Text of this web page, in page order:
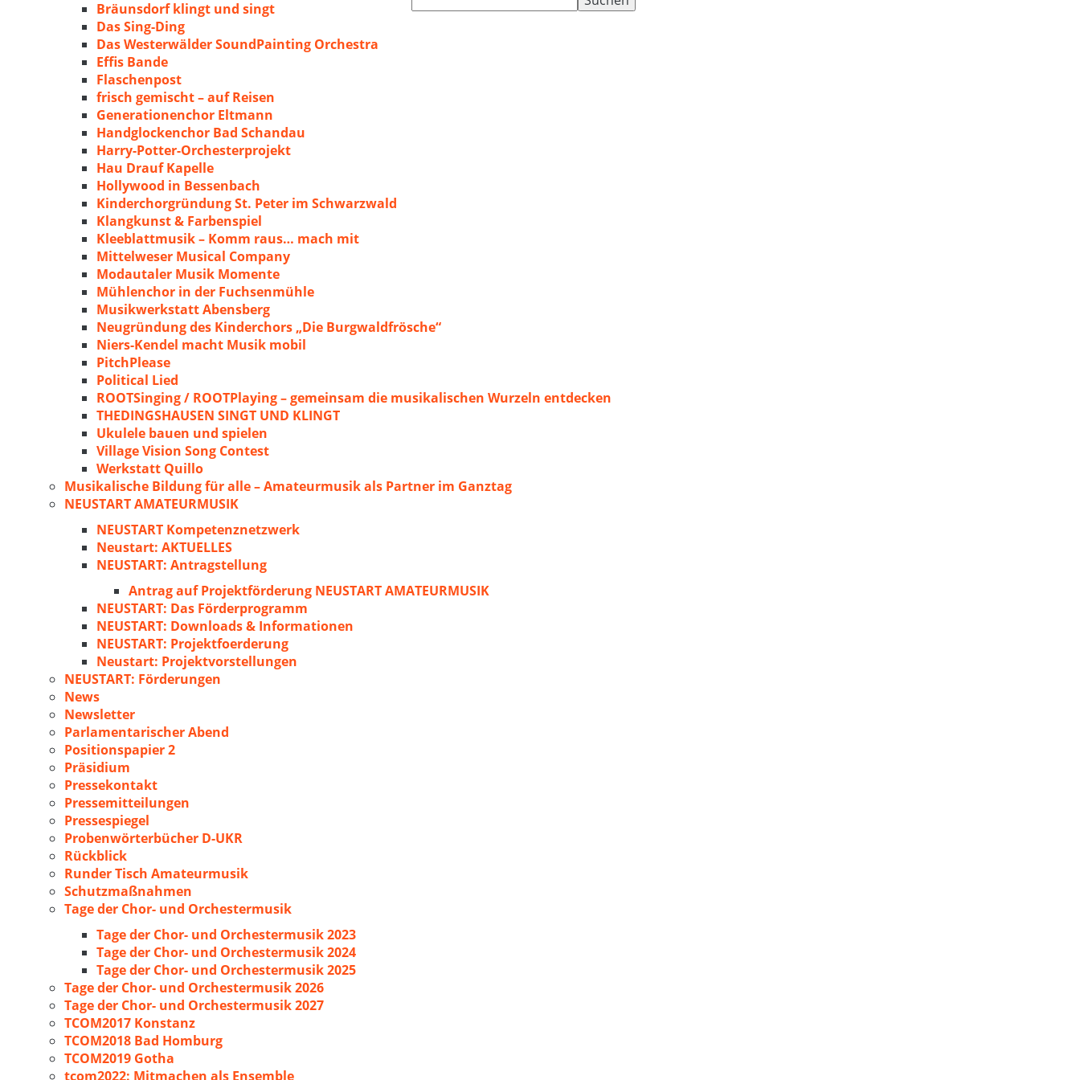
nach:
Bräunsdorf klingt und singt
Das Sing-Ding
Das Westerwälder SoundPainting Orchestra
Effis Bande
Flaschenpost
frisch gemischt – auf Reisen
Generationenchor Eltmann
Handglockenchor Bad Schandau
Harry-Potter-Orchesterprojekt
Hau Drauf Kapelle
Hollywood in Bessenbach
Kinderchorgründung St. Peter im Schwarzwald
Klangkunst & Farbenspiel
Kleeblattmusik – Komm raus… mach mit
Mittelweser Musical Company
Modautaler Musik Momente
Mühlenchor in der Fuchsenmühle
Musikwerkstatt Abensberg
Neugründung des Kinderchors „Die Burgwaldfrösche“
Niers-Kendel macht Musik mobil
PitchPlease
Political Lied
ROOTSinging / ROOTPlaying – gemeinsam die musikalischen Wurzeln entdecken
THEDINGSHAUSEN SINGT UND KLINGT
Ukulele bauen und spielen
Village Vision Song Contest
Werkstatt Quillo
Musikalische Bildung für alle – Amateurmusik als Partner im Ganztag
NEUSTART AMATEURMUSIK
NEUSTART Kompetenznetzwerk
Neustart: AKTUELLES
NEUSTART: Antragstellung
Antrag auf Projektförderung NEUSTART AMATEURMUSIK
NEUSTART: Das Förderprogramm
NEUSTART: Downloads & Informationen
NEUSTART: Projektfoerderung
Neustart: Projektvorstellungen
NEUSTART: Förderungen
News
Newsletter
Parlamentarischer Abend
Positionspapier 2
Präsidium
Pressekontakt
Pressemitteilungen
Pressespiegel
Probenwörterbücher D-UKR
Rückblick
Runder Tisch Amateurmusik
Schutzmaßnahmen
Tage der Chor- und Orchestermusik
Tage der Chor- und Orchestermusik 2023
Tage der Chor- und Orchestermusik 2024
Tage der Chor- und Orchestermusik 2025
Tage der Chor- und Orchestermusik 2026
Tage der Chor- und Orchestermusik 2027
TCOM2017 Konstanz
TCOM2018 Bad Homburg
TCOM2019 Gotha
tcom2022: Mitmachen als Ensemble